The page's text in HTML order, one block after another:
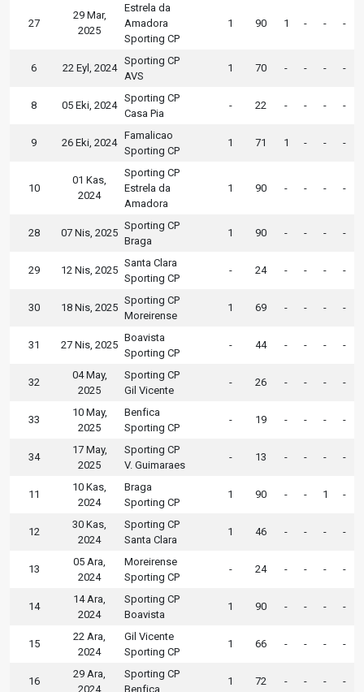
27
29 Mar,
2025
Estrela da
Amadora
Sporting CP
1 90 1 - - -
6 22 Eyl, 2024
Sporting CP
AVS
1 70 - - - -
8 05 Eki, 2024
Sporting CP
Casa Pia
- 22 - - - -
9 26 Eki, 2024
Famalicao
Sporting CP
1 71 1 - - -
10
01 Kas,
2024
Sporting CP
Estrela da
Amadora
1 90 - - - -
28 07 Nis, 2025
Sporting CP
Braga
1 90 - - - -
29 12 Nis, 2025
Santa Clara
Sporting CP
- 24 - - - -
30 18 Nis, 2025
Sporting CP
Moreirense
1 69 - - - -
31 27 Nis, 2025
Boavista
Sporting CP
- 44 - - - -
32
04 May,
2025
Sporting CP
Gil Vicente
- 26 - - - -
33
10 May,
2025
Benfica
Sporting CP
- 19 - - - -
34
17 May,
2025
Sporting CP
V. Guimaraes
- 13 - - - -
11
10 Kas,
2024
Braga
Sporting CP
1 90 - - 1 -
12
30 Kas,
2024
Sporting CP
Santa Clara
1 46 - - - -
13
05 Ara,
2024
Moreirense
Sporting CP
- 24 - - - -
14
14 Ara,
2024
Sporting CP
Boavista
1 90 - - - -
15
22 Ara,
2024
Gil Vicente
Sporting CP
1 66 - - - -
16
29 Ara,
2024
Sporting CP
Benfica
1 72 - - - -